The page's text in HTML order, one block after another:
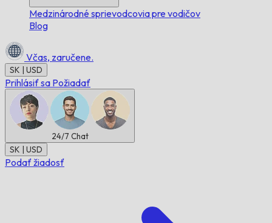
Medzinárodné sprievodcovia pre vodičov
Blog
Včas, zaručene.
SK | USD
Prihlásiť sa Požiadať
24/7 Chat
SK | USD
Podať žiadosť